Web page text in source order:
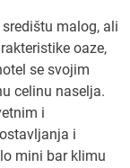
malog, ali
oaze,
se svojim
celinu naselja.
i
i
mini bar klimu